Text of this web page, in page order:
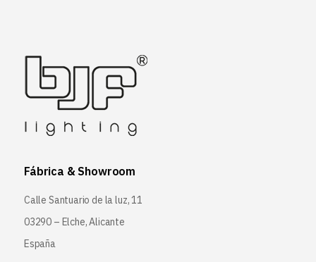
Fábrica & Showroom
Calle Santuario de la luz, 11
03290 – Elche, Alicante
España